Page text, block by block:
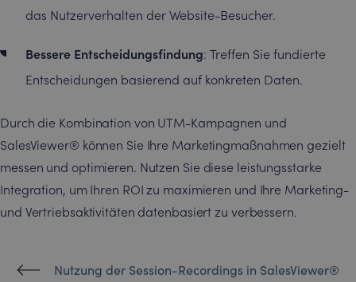
das Nutzerverhalten der Website-Besucher.
Bessere Entscheidungsfindung: Treffen Sie fundierte
Entscheidungen basierend auf konkreten Daten.
Durch die Kombination von UTM-Kampagnen und
SalesViewer® können Sie Ihre Marketingmaßnahmen gezielt
messen und optimieren. Nutzen Sie diese leistungsstarke
Integration, um Ihren ROI zu maximieren und Ihre Marketing-
und Vertriebsaktivitäten datenbasiert zu verbessern.
Nutzung der Session-Recordings in SalesViewer®